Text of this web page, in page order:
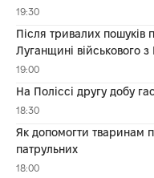
19:30
Після тривалих пошуків
Луганщині військового
19:00
На Поліссі другу добу
18:30
Як допомогти тваринам
патрульних
18:00